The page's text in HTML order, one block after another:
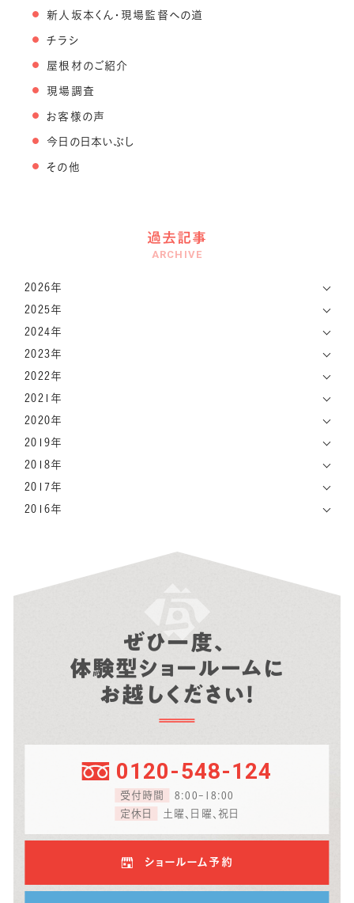
新人坂本くん・現場監督への道
チラシ
屋根材のご紹介
現場調査
お客様の声
今日の日本いぶし
その他
過去記事
ARCHIVE
2026年
2025年
2024年
2023年
2022年
2021年
2020年
2019年
2018年
2017年
2016年
ぜひ一度、
体験型ショールームに
お越しください！
0120-548-124
受付時間
8:00-18:00
定休日
土曜、日曜、祝日
ショールーム予約